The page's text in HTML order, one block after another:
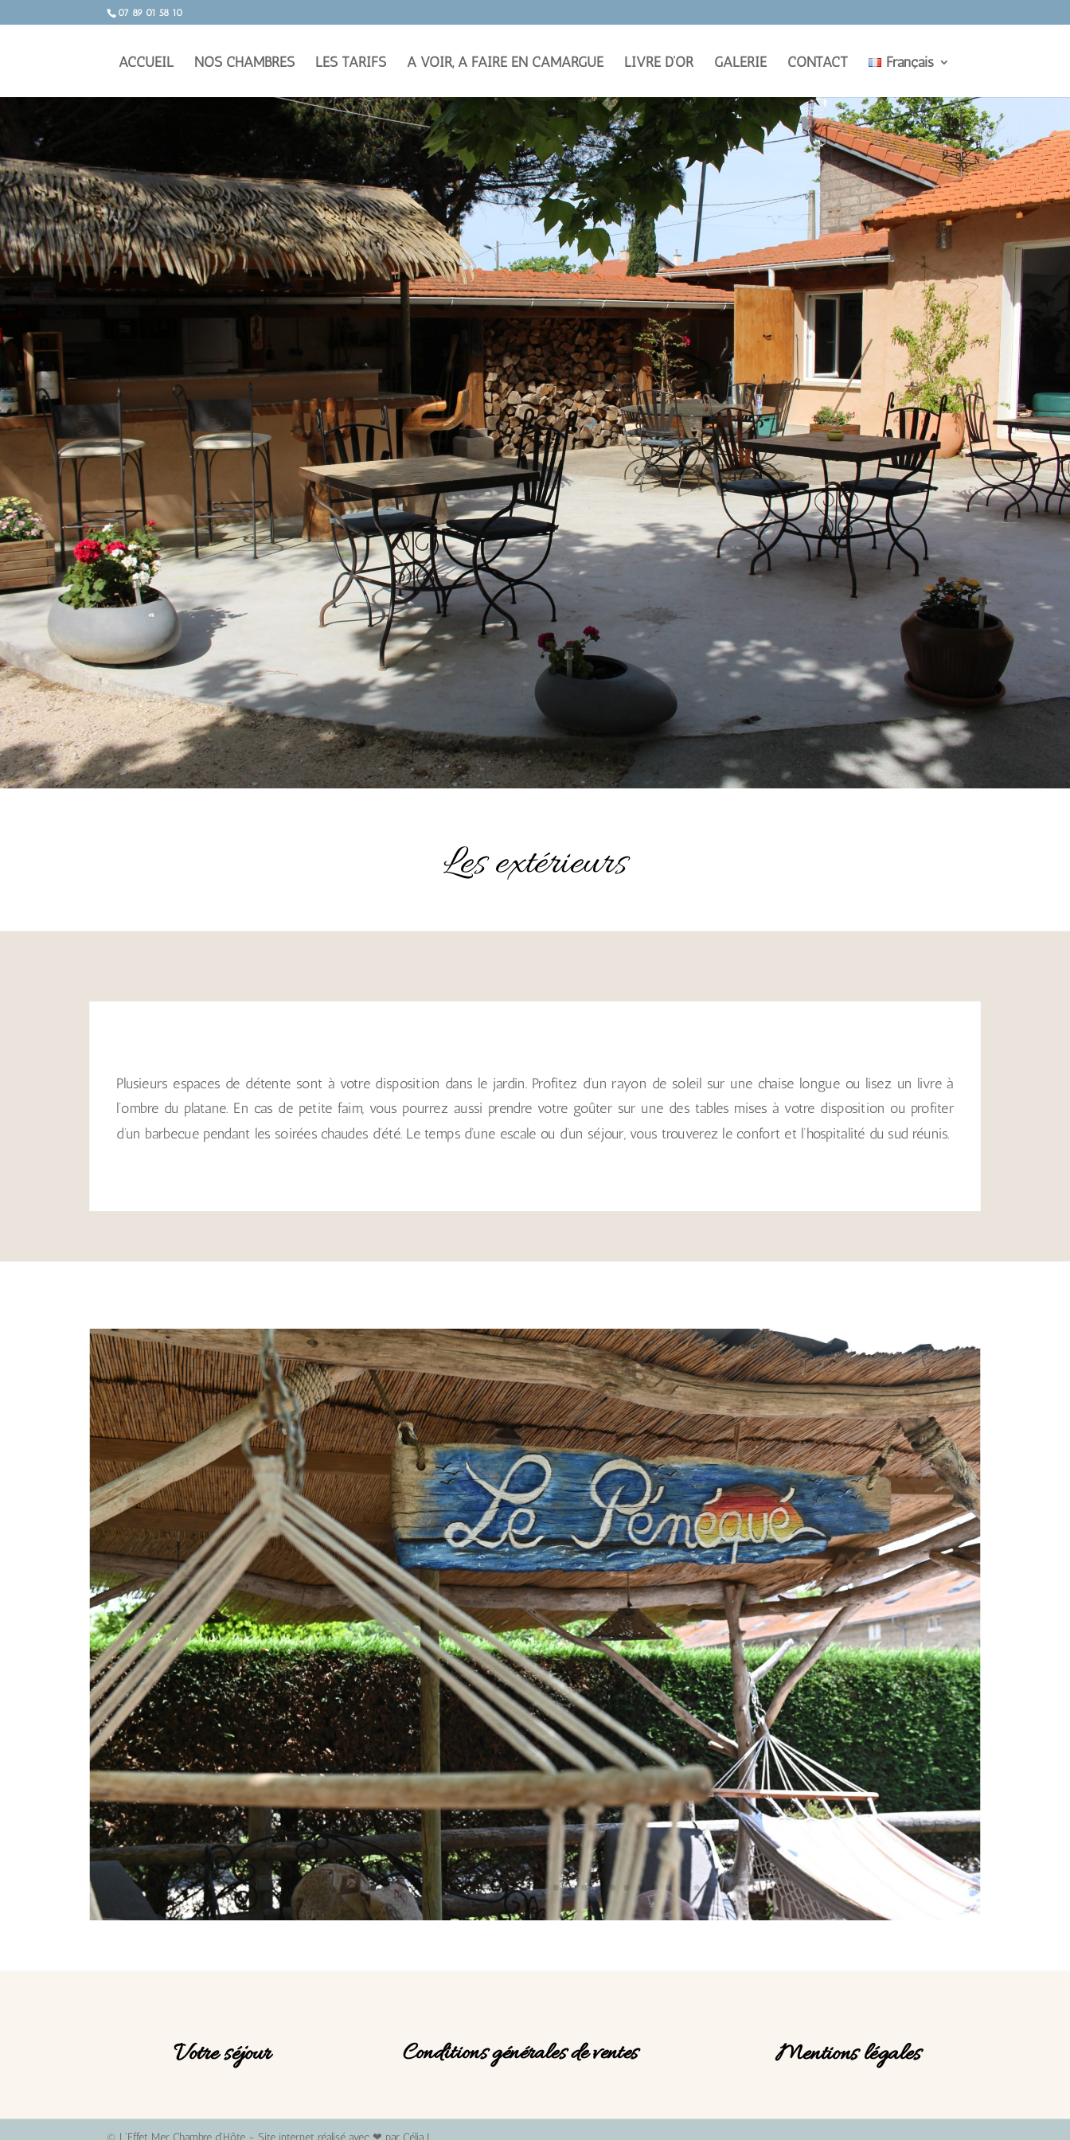
07 89 01 58 10
ACCUEIL NOS CHAMBRES LES TARIFS A VOIR, A FAIRE EN CAMARGUE LIVRE D’OR GALERIE CONTACT Français
Les extérieurs
Plusieurs espaces de détente sont à votre disposition dans le jardin. Profitez d’un rayon de soleil sur une chaise longue ou lisez un livre à
l’ombre du platane. En cas de petite faim, vous pourrez aussi prendre votre goûter sur une des tables mises à votre disposition ou profiter
d’un barbecue pendant les soirées chaudes d’été. Le temps d’une escale ou d’un séjour, vous trouverez le confort et l’hospitalité du sud réunis.
Votre séjour Conditions générales de ventes Mentions légales
© L'Effet Mer Chambre d'Hôte - Site internet réalisé avec ❤ par Célia L.